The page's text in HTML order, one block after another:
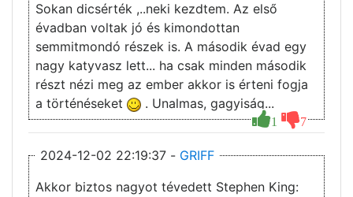
1 7
Sokan dicsérték ,..neki kezdtem. Az első
évadban voltak jó és kimondottan
semmitmondó részek is. A második évad egy
nagy katyvasz lett... ha csak minden második
részt nézi meg az ember akkor is érteni fogja
a történéseket
. Unalmas, gagyiság...
2024-12-02 22:19:37 - GRIFF
Akkor biztos nagyot tévedett Stephen King: